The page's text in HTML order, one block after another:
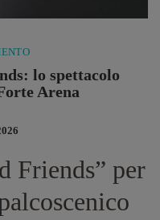
lo spettacolo
Arena
Friends” per